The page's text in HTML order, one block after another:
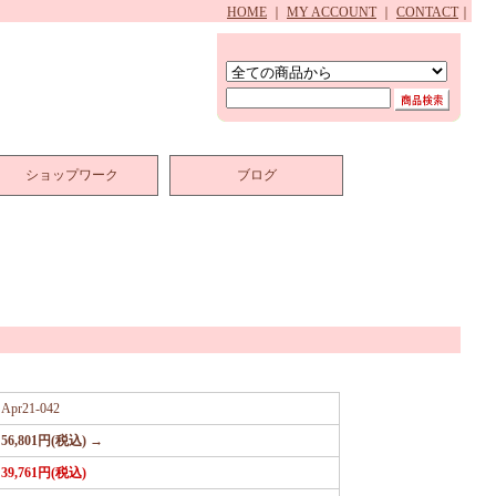
HOME MY ACCOUNT CONTACT
ショップワーク ブログ
Apr21-042
56,801円(税込) →
39,761円(税込)